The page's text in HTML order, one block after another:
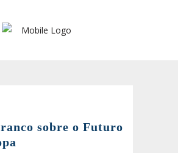
sobre o Futuro